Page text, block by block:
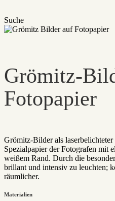
Suche
Grömitz-
Fotopapier
Grömitz-Bilder als
Spezialpapier der Fotografen mit
weißem Rand. Durch die
brillant und intensiv zu leuchten;
räumlicher.
Materialien